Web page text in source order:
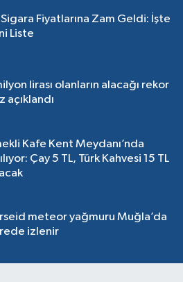
Sigara Fiyatlarına Zam Geldi: İşte
Liste
lirası olanların alacağı rekor
açıklandı
Kafe Kent Meydanı’nda
Çay 5 TL, Türk Kahvesi 15 TL
meteor yağmuru Muğla’da
izlenir